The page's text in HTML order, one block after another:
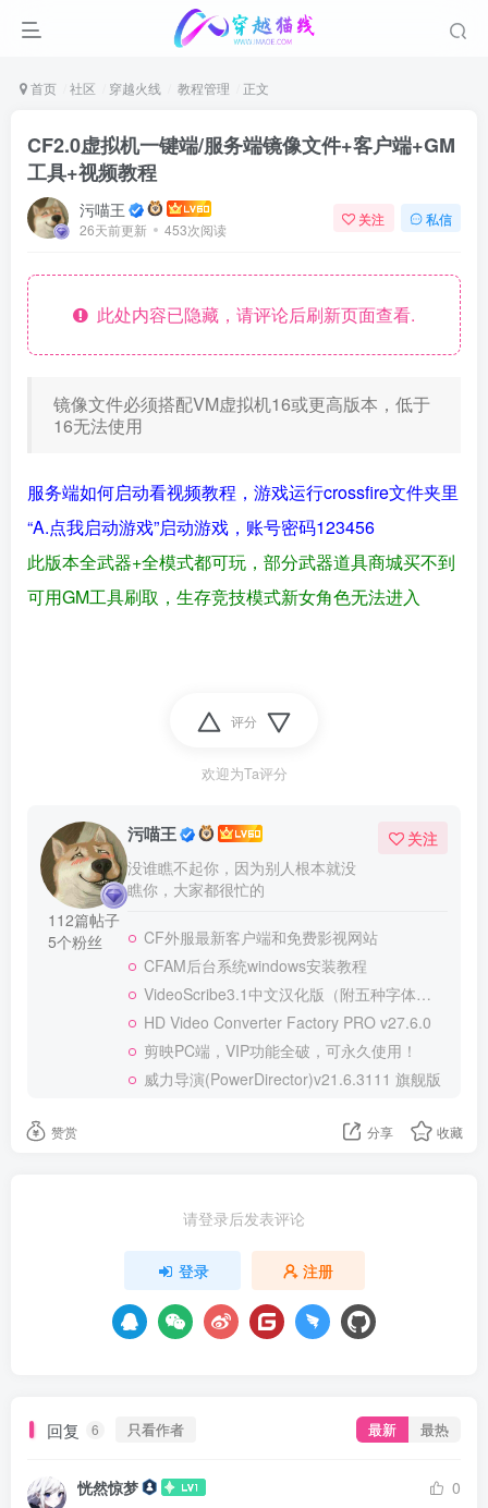
首页 社区 穿越火线 教程管理 正文
CF2.0虚拟机一键端/服务端镜像文件+客户端+GM
工具+视频教程
污喵王
26天前更新 453次阅读
关注 私信
此处内容已隐藏，请评论后刷新页面查看.
镜像文件必须搭配VM虚拟机16或更高版本，低于
16无法使用
服务端如何启动看视频教程，游戏运行crossfire文件夹里
“A.点我启动游戏”启动游戏，账号密码123456
此版本全武器+全模式都可玩，部分武器道具商城买不到
可用GM工具刷取，生存竞技模式新女角色无法进入
评分
欢迎为Ta评分
112篇帖子
5个粉丝
污喵王
没谁瞧不起你，因为别人根本就没
瞧你，大家都很忙的
关注
CF外服最新客户端和免费影视网站
CFAM后台系统windows安装教程
VideoScribe3.1中文汉化版（附五种字体）软件+教程
HD Video Converter Factory PRO v27.6.0
剪映PC端，VIP功能全破，可永久使用！
威力导演(PowerDirector)v21.6.3111 旗舰版
赞赏 分享 收藏
请登录后发表评论
登录 注册
回复 6 只看作者 最新 最热
恍然惊梦
0